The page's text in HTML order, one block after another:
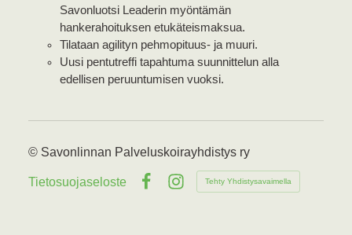
Savonluotsi Leaderin myöntämän
hankerahoituksen etukäteismaksua.
Tilataan agilityn pehmopituus- ja muuri.
Uusi pentutreffi tapahtuma suunnittelun alla
edellisen peruuntumisen vuoksi.
© Savonlinnan Palveluskoirayhdistys ry
Tietosuojaseloste
Instagram
Tehty Yhdistysavaimella